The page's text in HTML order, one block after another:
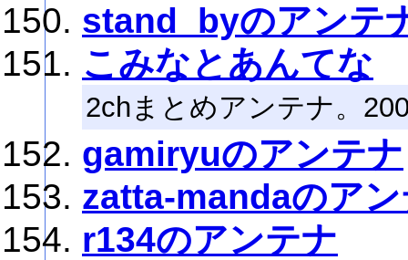
stand_byのアンテ
こみなとあんてな
2chまとめアンテナ。
gamiryuのアンテナ
zatta-mandaのア
r134のアンテナ